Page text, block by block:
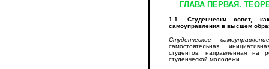
ГЛАВА ПЕРВАЯ.
1.1. Студенчески совет,
самоуправления в высшем
Студенческое
самостоятельная,
студентов, направленная на
студенческой молодежи.